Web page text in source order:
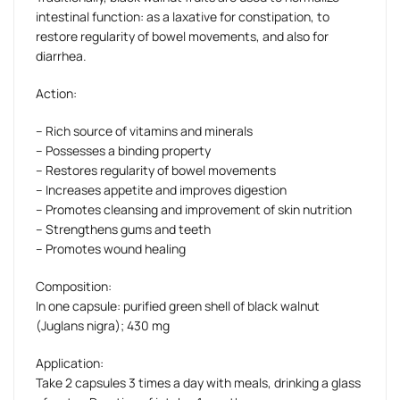
intestinal function: as a laxative for constipation, to
restore regularity of bowel movements, and also for
diarrhea.
Action:
– Rich source of vitamins and minerals
– Possesses a binding property
– Restores regularity of bowel movements
– Increases appetite and improves digestion
– Promotes cleansing and improvement of skin nutrition
– Strengthens gums and teeth
– Promotes wound healing
Composition:
In one capsule: purified green shell of black walnut
(Juglans nigra); 430 mg
Application:
Take 2 capsules 3 times a day with meals, drinking a glass